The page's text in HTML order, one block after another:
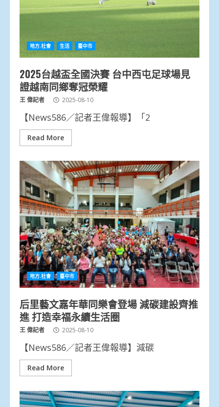
地方.社會 生活 臺中市
2025台越盃全國決賽 台中西屯足球場見
證越南同鄉奪冠榮耀
王 偉記者 2025-08-10
【News586／記者王偉報導】「2
Read More
地方.社會 臺中市
后里藝文嘉年華同樂會登場 減碳建設齊推
進 打造幸福永續生活圈
王 偉記者 2025-08-10
【News586／記者王偉報導】減碳
Read More